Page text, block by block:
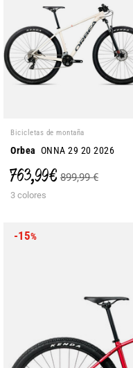
Bicicletas de montaña
Orbea ONNA 29 20 2026
763,99 € 899,99 €
3 colores
-15%